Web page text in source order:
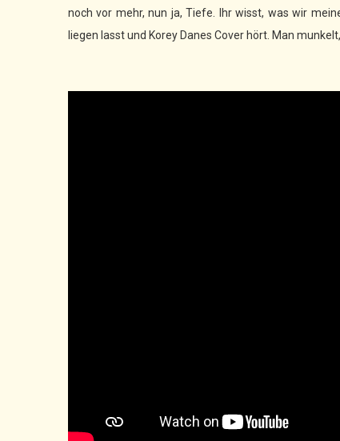
noch vor mehr, nun ja, Tiefe. Ihr wisst, was wir
liegen lasst und Korey Danes Cover hört. Man